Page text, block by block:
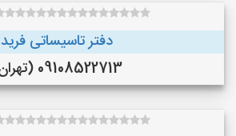
دفتر تاسیساتی فرید
09108522713 (تهران)